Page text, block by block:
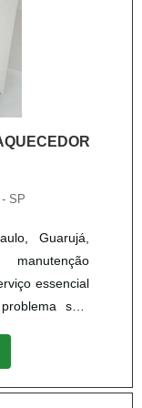
SP
Guarujá,
essencial
seja
nível sua
utilizações, a